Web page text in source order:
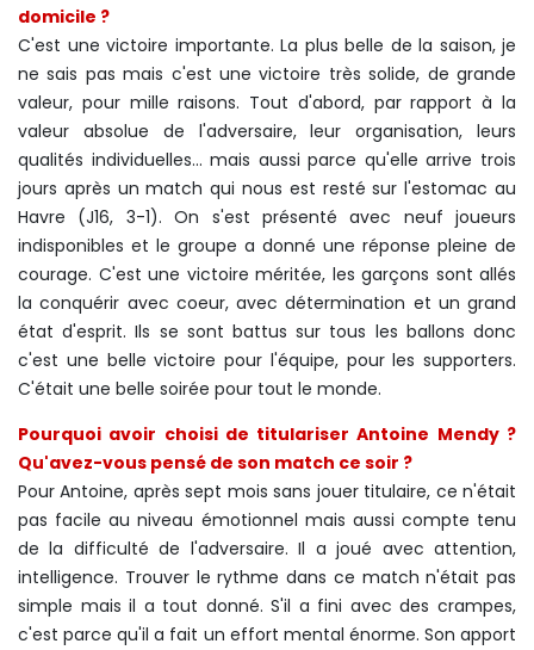
domicile ?
C'est une victoire importante. La plus belle de la saison, je
ne sais pas mais c'est une victoire très solide, de grande
valeur, pour mille raisons. Tout d'abord, par rapport à la
valeur absolue de l'adversaire, leur organisation, leurs
qualités individuelles... mais aussi parce qu'elle arrive trois
jours après un match qui nous est resté sur l'estomac au
Havre (J16, 3-1). On s'est présenté avec neuf joueurs
indisponibles et le groupe a donné une réponse pleine de
courage. C'est une victoire méritée, les garçons sont allés
la conquérir avec coeur, avec détermination et un grand
état d'esprit. Ils se sont battus sur tous les ballons donc
c'est une belle victoire pour l'équipe, pour les supporters.
C'était une belle soirée pour tout le monde.
Pourquoi avoir choisi de titulariser Antoine Mendy ?
Qu'avez-vous pensé de son match ce soir ?
Pour Antoine, après sept mois sans jouer titulaire, ce n'était
pas facile au niveau émotionnel mais aussi compte tenu
de la difficulté de l'adversaire. Il a joué avec attention,
intelligence. Trouver le rythme dans ce match n'était pas
simple mais il a tout donné. S'il a fini avec des crampes,
c'est parce qu'il a fait un effort mental énorme. Son apport